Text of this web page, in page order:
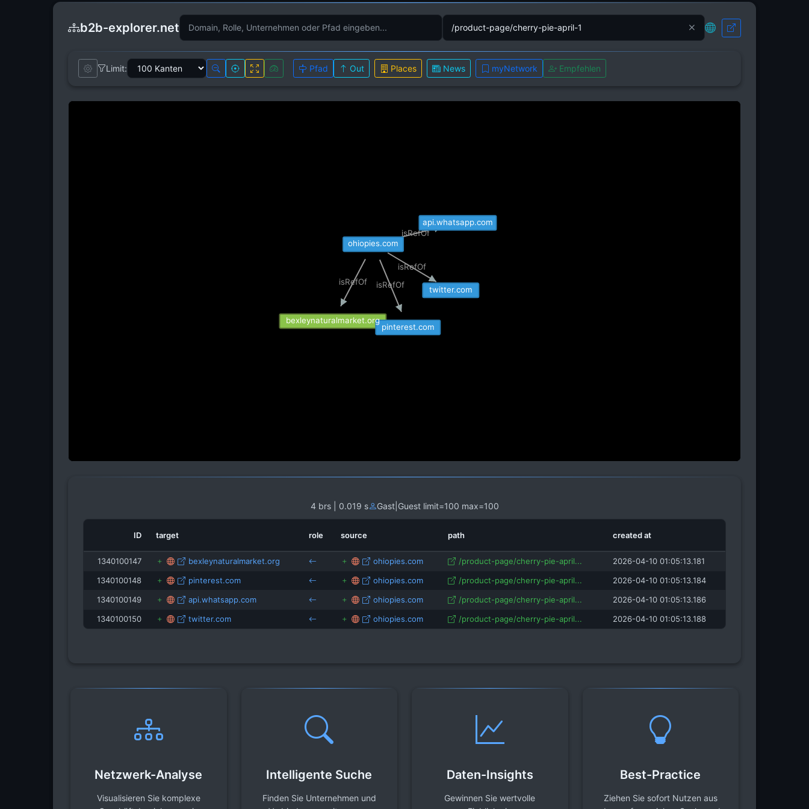
b2b-explorer.net
Limit: Pfad Out Places News myNetwork Empfehlen
isRefOf isRefOf
isRefOf
isRefOf
bexleynaturalmarket.org
ohiopies.com
pinterest.com
api.whatsapp.com
twitter.com
4 brs | 0.019 s Gast|Guest limit=100 max=100
ID target role source path created at
1340100147 bexleynaturalmarket.org ohiopies.com /product-page/cherry-pie-april...
2026-04-10 01:05:13.181
1340100148
pinterest.com ohiopies.com /product-page/cherry-pie-april...
2026-04-10 01:05:13.184
1340100149
api.whatsapp.com ohiopies.com /product-page/cherry-pie-april...
2026-04-10 01:05:13.186
1340100150
twitter.com ohiopies.com /product-page/cherry-pie-april... 2026-04-10 01:05:13.188
Netzwerk-Analyse
Visualisieren Sie komplexe
Intelligente Suche
Finden Sie Unternehmen und
Daten-Insights
Gewinnen Sie wertvolle
Best-Practice
Ziehen Sie sofort Nutzen aus